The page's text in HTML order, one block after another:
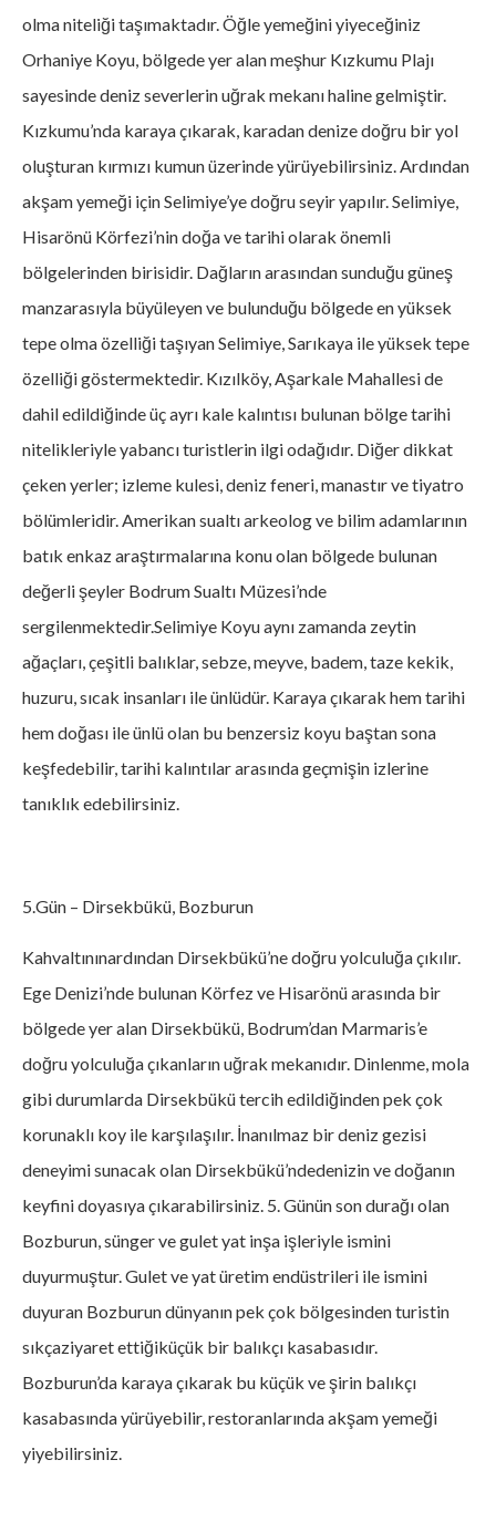
olma niteliği taşımaktadır. Öğle yemeğini yiyeceğiniz
Orhaniye Koyu, bölgede yer alan meşhur Kızkumu Plajı
sayesinde deniz severlerin uğrak mekanı haline gelmiştir.
Kızkumu’nda karaya çıkarak, karadan denize doğru bir yol
oluşturan kırmızı kumun üzerinde yürüyebilirsiniz. Ardından
akşam yemeği için Selimiye’ye doğru seyir yapılır. Selimiye,
Hisarönü Körfezi’nin doğa ve tarihi olarak önemli
bölgelerinden birisidir. Dağların arasından sunduğu güneş
manzarasıyla büyüleyen ve bulunduğu bölgede en yüksek
tepe olma özelliği taşıyan Selimiye, Sarıkaya ile yüksek tepe
özelliği göstermektedir. Kızılköy, Aşarkale Mahallesi de
dahil edildiğinde üç ayrı kale kalıntısı bulunan bölge tarihi
nitelikleriyle yabancı turistlerin ilgi odağıdır. Diğer dikkat
çeken yerler; izleme kulesi, deniz feneri, manastır ve tiyatro
bölümleridir. Amerikan sualtı arkeolog ve bilim adamlarının
batık enkaz araştırmalarına konu olan bölgede bulunan
değerli şeyler Bodrum Sualtı Müzesi’nde
sergilenmektedir.Selimiye Koyu aynı zamanda zeytin
ağaçları, çeşitli balıklar, sebze, meyve, badem, taze kekik,
huzuru, sıcak insanları ile ünlüdür. Karaya çıkarak hem tarihi
hem doğası ile ünlü olan bu benzersiz koyu baştan sona
keşfedebilir, tarihi kalıntılar arasında geçmişin izlerine
tanıklık edebilirsiniz.
5.Gün – Dirsekbükü, Bozburun
Kahvaltınınardından Dirsekbükü’ne doğru yolculuğa çıkılır.
Ege Denizi’nde bulunan Körfez ve Hisarönü arasında bir
bölgede yer alan Dirsekbükü, Bodrum’dan Marmaris’e
doğru yolculuğa çıkanların uğrak mekanıdır. Dinlenme, mola
gibi durumlarda Dirsekbükü tercih edildiğinden pek çok
korunaklı koy ile karşılaşılır. İnanılmaz bir deniz gezisi
deneyimi sunacak olan Dirsekbükü’ndedenizin ve doğanın
keyfini doyasıya çıkarabilirsiniz. 5. Günün son durağı olan
Bozburun, sünger ve gulet yat inşa işleriyle ismini
duyurmuştur. Gulet ve yat üretim endüstrileri ile ismini
duyuran Bozburun dünyanın pek çok bölgesinden turistin
sıkçaziyaret ettiğiküçük bir balıkçı kasabasıdır.
Bozburun’da karaya çıkarak bu küçük ve şirin balıkçı
kasabasında yürüyebilir, restoranlarında akşam yemeği
yiyebilirsiniz.